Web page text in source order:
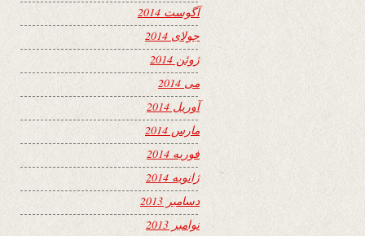
آگوست 2014
جولای 2014
ژوئن 2014
می 2014
آوریل 2014
مارس 2014
فوریه 2014
ژانویه 2014
دسامبر 2013
نوامبر 2013